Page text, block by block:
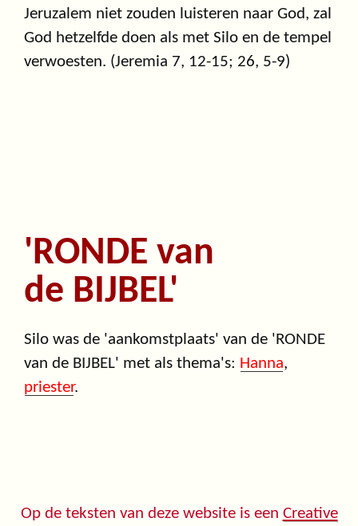
Jeruzalem niet zouden luisteren naar God, zal
God hetzelfde doen als met Silo en de tempel
verwoesten. (Jeremia 7, 12-15; 26, 5-9)
'RONDE van
de BIJBEL'
Silo was de 'aankomstplaats' van de 'RONDE
van de BIJBEL' met als thema's: Hanna,
priester.
Op de teksten van deze website is een Creative